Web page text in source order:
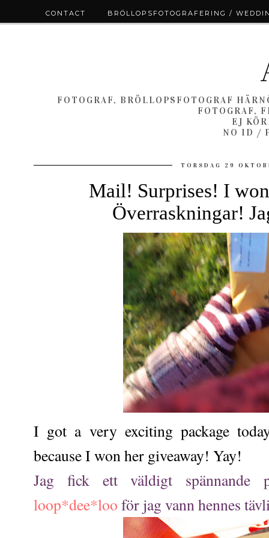
FOTOGRAF, BRÖLLOPSFOTOGRAF
FOTOGRAF,
EJ
NO ID /
TORSDAG 29
Mail! Surprises! I
Överraskningar!
I got a very exciting package
because I won her giveaway! Yay!
Jag fick ett väldigt spännande
loop*dee*loo för jag vann hennes
CONTACT BRÖLLOPSFOTOGRAFERING /